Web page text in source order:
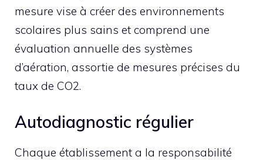
mesure vise à créer des environnements
scolaires plus sains et comprend une
évaluation annuelle des systèmes
d’aération, assortie de mesures précises du
taux de CO2.
Autodiagnostic régulier
Chaque établissement a la responsabilité